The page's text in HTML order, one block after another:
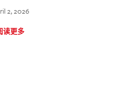
2, 2026
读更多